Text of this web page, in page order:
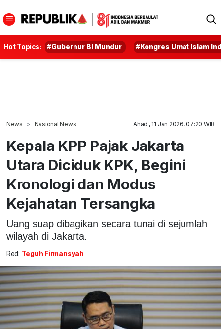
Hot Topics: #Gubernur BI Mundur #Kongres Umat Islam
News Nasional News Ahad , 11 Jan 2026, 07:20 WIB
Kepala KPP Pajak Jakarta
Utara Diciduk KPK, Begini
Kronologi dan Modus
Kejahatan Tersangka
Uang suap dibagikan secara tunai di sejumlah
wilayah di Jakarta.
Red: Teguh Firmansyah